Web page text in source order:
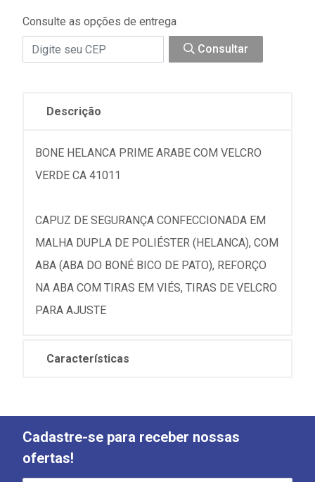
Consulte as opções de entrega
Consultar
Descrição
BONE HELANCA PRIME ARABE COM VELCRO
VERDE CA 41011
CAPUZ DE SEGURANÇA CONFECCIONADA EM
MALHA DUPLA DE POLIÉSTER (HELANCA), COM
ABA (ABA DO BONÉ BICO DE PATO), REFORÇO
NA ABA COM TIRAS EM VIÉS, TIRAS DE VELCRO
PARA AJUSTE
Características
Cadastre-se para receber nossas
ofertas!